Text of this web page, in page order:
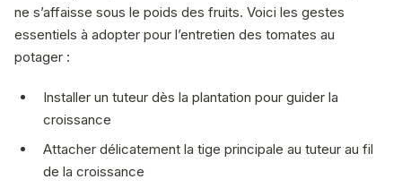
ne s’affaisse sous le poids des fruits. Voici les gestes
essentiels à adopter pour l’entretien des tomates au
potager :
Installer un tuteur dès la plantation pour guider la
croissance
Attacher délicatement la tige principale au tuteur au fil
de la croissance